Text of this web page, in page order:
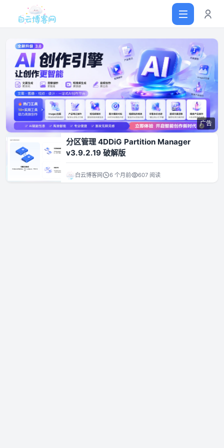
首页
网站源码
软件仓库
主题插件
广告
分区管理 4DDiG Partition Manager
v3.9.2.19 破解版
白云博客网 6 个月前 607 阅读